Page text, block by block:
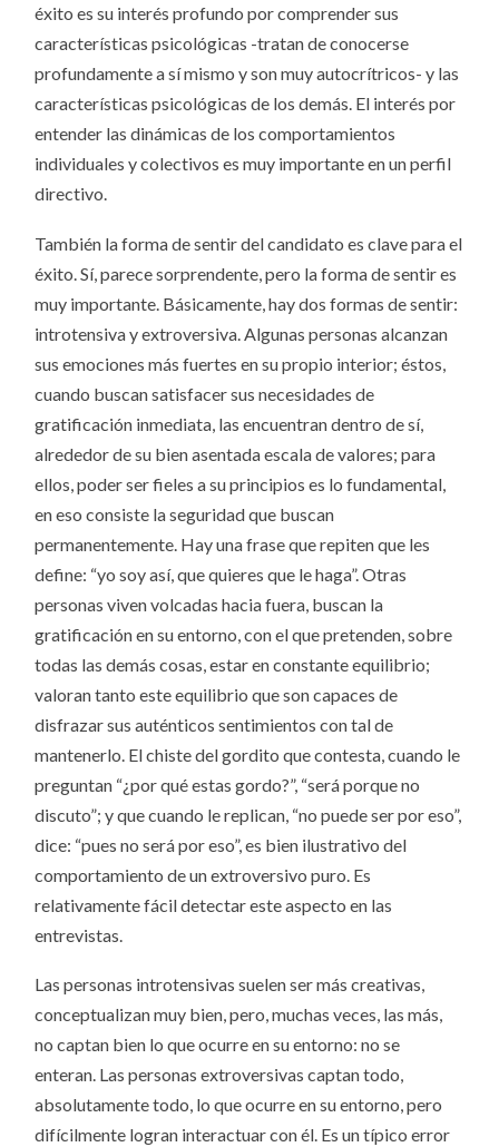
éxito es su interés profundo por comprender sus
características psicológicas -tratan de conocerse
profundamente a sí mismo y son muy autocrítricos- y las
características psicológicas de los demás. El interés por
entender las dinámicas de los comportamientos
individuales y colectivos es muy importante en un perfil
directivo.
También la forma de sentir del candidato es clave para el
éxito. Sí, parece sorprendente, pero la forma de sentir es
muy importante. Básicamente, hay dos formas de sentir:
introtensiva y extroversiva. Algunas personas alcanzan
sus emociones más fuertes en su propio interior; éstos,
cuando buscan satisfacer sus necesidades de
gratificación inmediata, las encuentran dentro de sí,
alrededor de su bien asentada escala de valores; para
ellos, poder ser fieles a su principios es lo fundamental,
en eso consiste la seguridad que buscan
permanentemente. Hay una frase que repiten que les
define: “yo soy así, que quieres que le haga”. Otras
personas viven volcadas hacia fuera, buscan la
gratificación en su entorno, con el que pretenden, sobre
todas las demás cosas, estar en constante equilibrio;
valoran tanto este equilibrio que son capaces de
disfrazar sus auténticos sentimientos con tal de
mantenerlo. El chiste del gordito que contesta, cuando le
preguntan “¿por qué estas gordo?”, “será porque no
discuto”; y que cuando le replican, “no puede ser por eso”,
dice: “pues no será por eso”, es bien ilustrativo del
comportamiento de un extroversivo puro. Es
relativamente fácil detectar este aspecto en las
entrevistas.
Las personas introtensivas suelen ser más creativas,
conceptualizan muy bien, pero, muchas veces, las más,
no captan bien lo que ocurre en su entorno: no se
enteran. Las personas extroversivas captan todo,
absolutamente todo, lo que ocurre en su entorno, pero
difícilmente logran interactuar con él. Es un típico error